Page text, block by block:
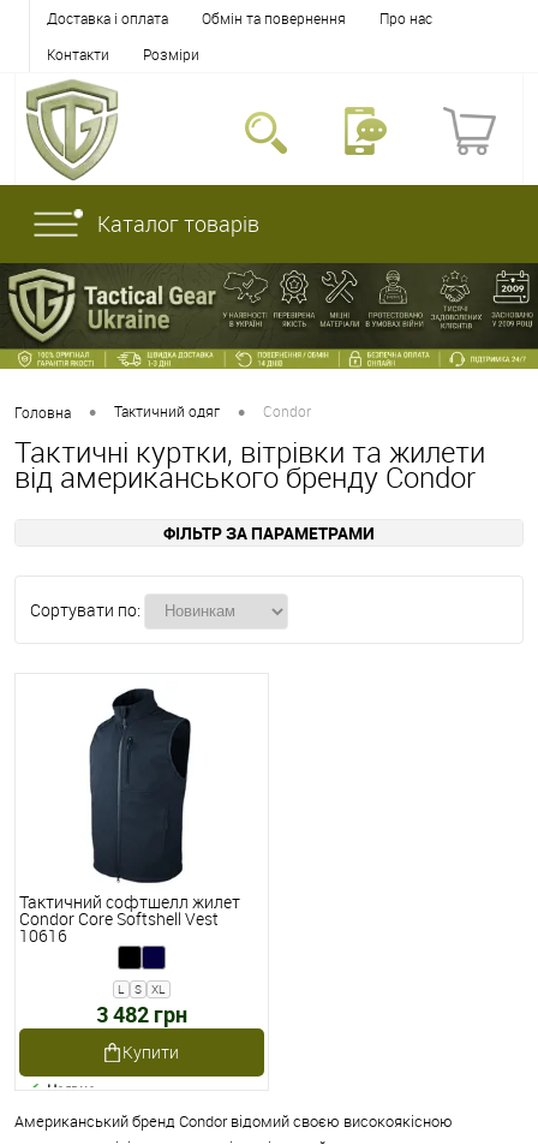
Доставка і оплата Обмін та повернення
Про нас
Контакти
Розміри
Каталог товарів
Головна • Тактичний одяг • Condor
Тактичні куртки, вітрівки та жилети
від американського бренду Condor
ФІЛЬТР ЗА ПАРАМЕТРАМИ
Сортувати по:
Тактичний софтшелл жилет
Condor Core Softshell Vest
10616
L S XL
3 482 грн
Купити
Наявне
Американський бренд Condor відомий своєю високоякісною